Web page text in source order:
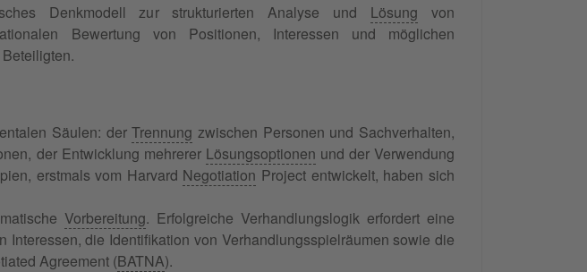
Denkmodell zur strukturierten Analyse und Lösung von
Bewertung von Positionen, Interessen und möglichen
Säulen: derTrennung zwischen Personen und Sachverhalten,
der Entwicklung mehrerer Lösungsoptionen und der Verwendung
erstmals vom Harvard Negotiation Project entwickelt, haben sich
Vorbereitung. Erfolgreiche Verhandlungslogik erfordert eine
die Identifikation von Verhandlungsspielräumen sowie die
Agreement (BATNA).